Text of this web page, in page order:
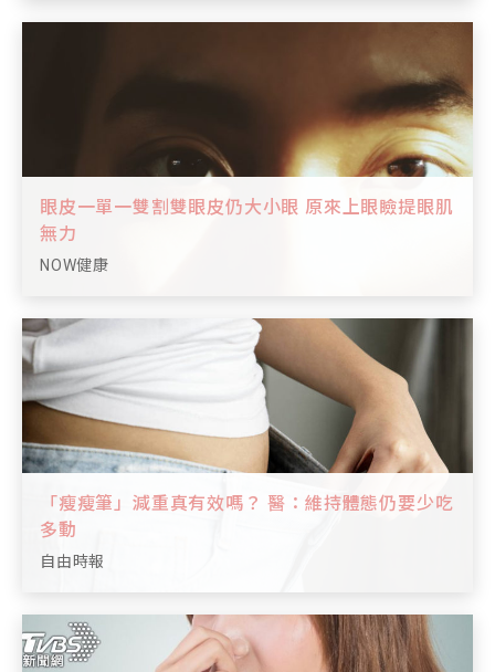
眼皮一單一雙割雙眼皮仍大小眼 原來上眼瞼提眼肌
無力
NOW健康
「瘦瘦筆」減重真有效嗎？ 醫：維持體態仍要少吃
多動
自由時報